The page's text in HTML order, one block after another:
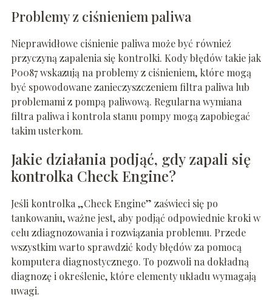
Problemy z ciśnieniem paliwa
Nieprawidłowe ciśnienie paliwa może być również
przyczyną zapalenia się kontrolki. Kody błędów takie jak
P0087 wskazują na problemy z ciśnieniem, które mogą
być spowodowane zanieczyszczeniem filtra paliwa lub
problemami z pompą paliwową. Regularna wymiana
filtra paliwa i kontrola stanu pompy mogą zapobiegać
takim usterkom.
Jakie działania podjąć, gdy zapali się
kontrolka Check Engine?
Jeśli kontrolka „Check Engine” zaświeci się po
tankowaniu, ważne jest, aby podjąć odpowiednie kroki w
celu zdiagnozowania i rozwiązania problemu. Przede
wszystkim warto sprawdzić kody błędów za pomocą
komputera diagnostycznego. To pozwoli na dokładną
diagnozę i określenie, które elementy układu wymagają
uwagi.